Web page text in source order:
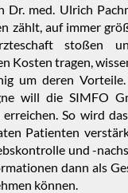
Dr. med. Ulrich
zählt, auf immer
stoßen
Kosten tragen,
um deren
will die SIMFO
So wird
Patienten
und -
dann als
können.